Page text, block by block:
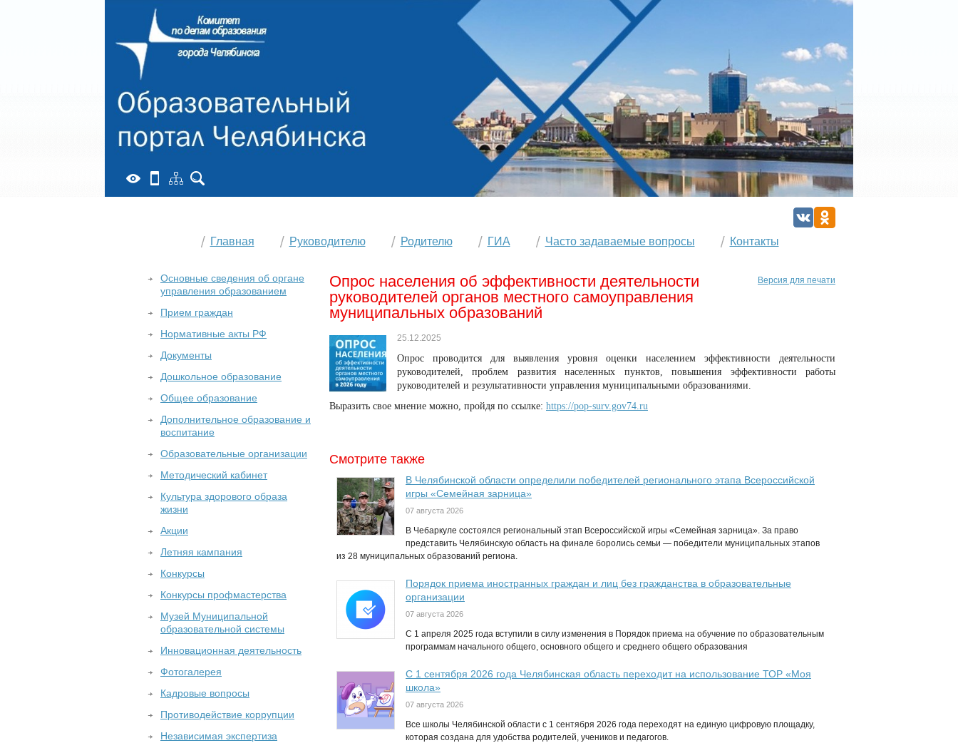
Главная Руководителю Родителю ГИА Часто задаваемые вопросы Контакты
Версия для печати
Опрос населения об эффективности деятельности
руководителей органов местного самоуправления
муниципальных образований
25.12.2025
Опрос проводится для выявления уровня оценки населением эффективности деятельности
руководителей, проблем развития населенных пунктов, повышения эффективности работы
руководителей и результативности управления муниципальными образованиями.
Выразить свое мнение можно, пройдя по ссылке: https://pop-surv.gov74.ru
Смотрите также
В Челябинской области определили победителей регионального этапа Всероссийской
игры «Семейная зарница»
07 августа 2026
В Чебаркуле состоялся региональный этап Всероссийской игры «Семейная зарница». За право
представить Челябинскую область на финале боролись семьи — победители муниципальных этапов
из 28 муниципальных образований региона.
Порядок приема иностранных граждан и лиц без гражданства в образовательные
организации
07 августа 2026
С 1 апреля 2025 года вступили в силу изменения в Порядок приема на обучение по образовательным
программам начального общего, основного общего и среднего общего образования
С 1 сентября 2026 года Челябинская область переходит на использование ТОР «Моя
школа»
07 августа 2026
Все школы Челябинской области с 1 сентября 2026 года переходят на единую цифровую площадку,
которая создана для удобства родителей, учеников и педагогов.
Основные сведения об органе
управления образованием
Прием граждан
Нормативные акты РФ
Документы
Дошкольное образование
Общее образование
Дополнительное образование и
воспитание
Образовательные организации
Методический кабинет
Культура здорового образа
жизни
Акции
Летняя кампания
Конкурсы
Конкурсы профмастерства
Музей Муниципальной
образовательной системы
Инновационная деятельность
Фотогалерея
Кадровые вопросы
Противодействие коррупции
Независимая экспертиза